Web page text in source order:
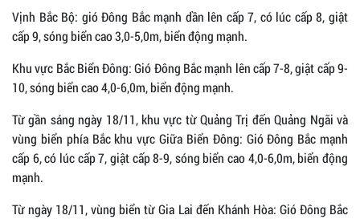
Vịnh Bắc Bộ: gió Đông Bắc mạnh dần lên cấp 7, có lúc cấp 8, giật
cấp 9, sóng biển cao 3,0-5,0m, biển động mạnh.
Khu vực Bắc Biển Đông: Gió Đông Bắc mạnh lên cấp 7-8, giật cấp 9-
10, sóng biển cao 4,0-6,0m, biển động mạnh.
Từ gần sáng ngày 18/11, khu vực từ Quảng Trị đến Quảng Ngãi và
vùng biển phía Bắc khu vực Giữa Biển Đông: Gió Đông Bắc mạnh
cấp 6, có lúc cấp 7, giật cấp 8-9, sóng biển cao 4,0-6,0m, biển động
mạnh.
Từ ngày 18/11, vùng biển từ Gia Lai đến Khánh Hòa: Gió Đông Bắc